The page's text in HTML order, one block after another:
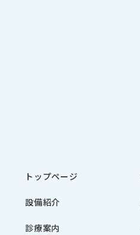
トップページ
設備紹介
診療案内